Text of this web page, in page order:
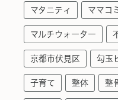
マタニティ ママコ
マルチウォーター
京都市伏見区 勾玉
子育て 整体 整